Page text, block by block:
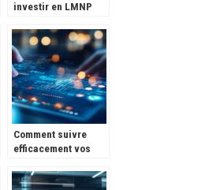
investir en LMNP
gérées et optimiser
votre fiscalité
Comment suivre
efficacement vos
ventes avec un CRM